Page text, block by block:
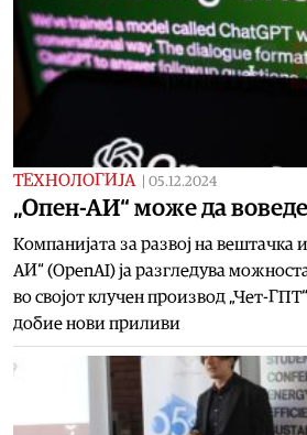
ТЕХНОЛОГИЈА 05.12.2024
„Опен-АИ“ може да
Компанијата за развој на вештачка
АИ“ (OpenAI) ја разгледува
во својот клучен производ „Чет-
добие нови приливи